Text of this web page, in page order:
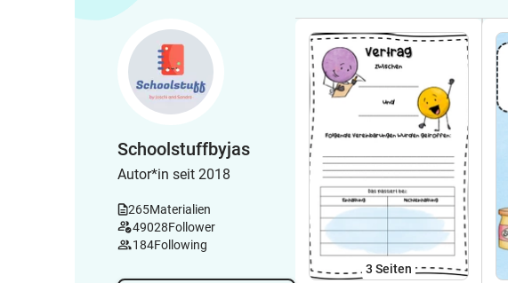
Schoolstuffbyjas
Autor*in seit 2018
265Materialien
49028Follower
184Following
3 Seiten